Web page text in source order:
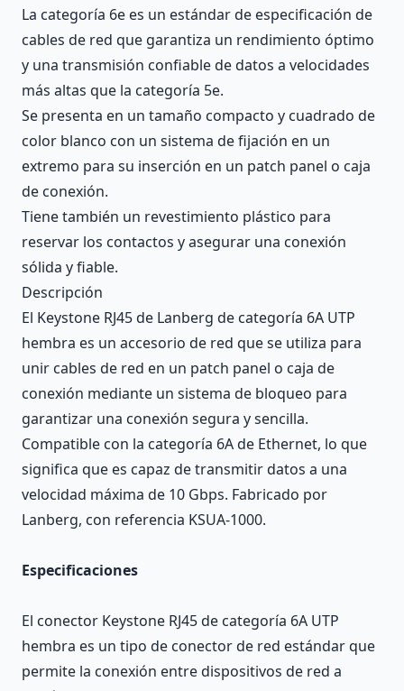
La categoría 6e es un estándar de especificación de
cables de red que garantiza un rendimiento óptimo
y una transmisión confiable de datos a velocidades
más altas que la categoría 5e.
Se presenta en un tamaño compacto y cuadrado de
color blanco con un sistema de fijación en un
extremo para su inserción en un patch panel o caja
de conexión.
Tiene también un revestimiento plástico para
reservar los contactos y asegurar una conexión
sólida y fiable.
Descripción
El Keystone RJ45 de Lanberg de categoría 6A UTP
hembra es un accesorio de red que se utiliza para
unir cables de red en un patch panel o caja de
conexión mediante un sistema de bloqueo para
garantizar una conexión segura y sencilla.
Compatible con la categoría 6A de Ethernet, lo que
significa que es capaz de transmitir datos a una
velocidad máxima de 10 Gbps. Fabricado por
Lanberg, con referencia KSUA-1000.
Especificaciones
El conector Keystone RJ45 de categoría 6A UTP
hembra es un tipo de conector de red estándar que
permite la conexión entre dispositivos de red a